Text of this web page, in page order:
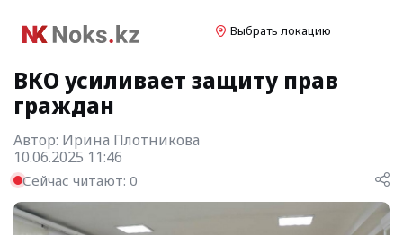
Выбрать локацию
ВКО усиливает защиту прав
граждан
Автор: Ирина Плотникова
10.06.2025 11:46
Сейчас читают: 0